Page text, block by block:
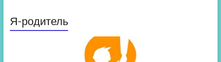
Я-родитель